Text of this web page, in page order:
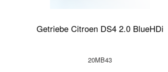
Getriebe Citroen DS4 2.0 BlueHDi
20MB43